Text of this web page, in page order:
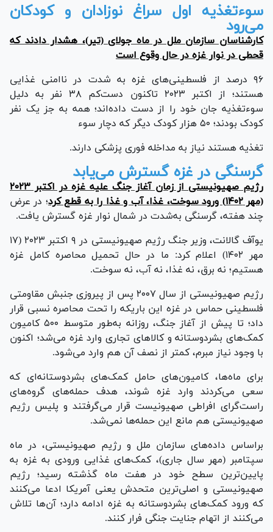
سوءتغذیه اول سراغ نوزادان و کودکان
می‌رود
کارشناسان سازمان ملل در ماه جولای (تیر)، هشدار دادند که
قحطی در نوار غزه در حال وقوع است
۹۶ درصد از فلسطینی‌های غزه به شدت در ناامنی غذایی
هستند؛ از اکتبر ۲۰۲۳ تاکنون دست‌کم ۳۸ نفر به دلیل
سوءتغذیه جان خود را از دست داده‌اند؛ همه به جز یک نفر
کودک بودند؛ ۵۰ هزار کودک دیگر که دچار سوء
تغذیه هستند نیاز به مداخله فوری پزشکی دارند.
گرسنگی در غزه گسترش می‌یابد
رژیم صهیونیستی از زمان آغاز جنگ علیه غزه در اکتبر ۲۰۲۳
(مهر ۱۴۰۲) ورود سوخت، غذا، آب و غذا را به قطع کرد
؛ در عرض
چند هفته، گرسنگی به‌شدت در شمال نوار غزه گسترش یافت.
یوآف گالانت، وزیر جنگ رژیم صهیونیستی در ۹ اکتبر ۲۰۲۳ (۱۷
مهر ۱۴۰۲) اعلام کرد: ما در حال تحمیل محاصره کامل غزه
هستیم؛ نه برق، نه غذا، نه آب، نه سوخت.
رژیم صهیونیستی از سال ۲۰۰۷ پس از پیروزی جنبش مقاومتی
فلسطینی حماس در غزه این باریکه را تحت محاصره نسبی قرار
داد؛ تا پیش از آغاز جنگ، روزانه به‌طور متوسط ۵۰۰ کامیون
کمک‌های بشردوستانه و کالا‌های تجاری وارد غزه می‌شد؛ اکنون
با وجود نیاز مبرم، کمتر از نصف آن هم وارد می‌شود.
برای ماه‌ها، کامیون‌های حامل کمک‌های بشردوستانه‌ای که
سعی می‌کردند وارد غزه شوند، هدف حمله‌های گروه‌های
راست‌گرای افراطی صهیونیست قرار می‌گرفتند و پلیس رژیم
صهیونیستی هم مانع این حمله‌ها نمی‌شد.
براساس داده‌های سازمان ملل و رژیم صهیونیستی، در ماه
سپتامبر (مهر سال جاری)، کمک‌های غذایی ورودی به غزه به
پایین‌ترین سطح خود در هفت ماه گذشته رسید؛ رژیم
صهیونیستی و اصلی‌ترین متحدش یعنی آمریکا ادعا می‌کنند
که ورود کمک‌های بشردوستانه به غزه ادامه دارد؛ آن‌ها تلاش
می‌کنند از اتهام جنایت جنگی فرار کنند.